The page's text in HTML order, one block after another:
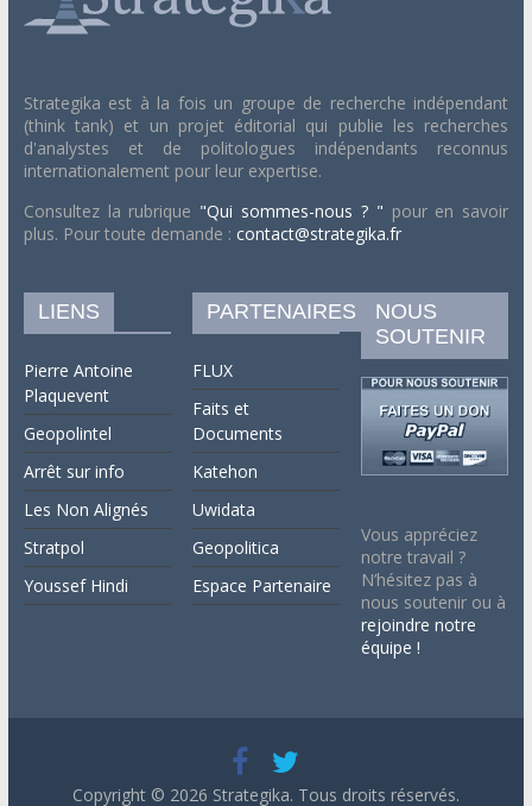
Strategika est à la fois un groupe de recherche indépendant
(think tank) et un projet éditorial qui publie les recherches
d'analystes et de politologues indépendants reconnus
internationalement pour leur expertise.
Consultez la rubrique "Qui sommes-nous ? " pour en savoir
plus. Pour toute demande : contact@strategika.fr
LIENS
Pierre Antoine
Plaquevent
Geopolintel
Arrêt sur info
Les Non Alignés
Stratpol
Youssef Hindi
PARTENAIRES
FLUX
Faits et
Documents
Katehon
Uwidata
Geopolitica
Espace Partenaire
NOUS
SOUTENIR
Vous appréciez
notre travail ?
N’hésitez pas à
nous soutenir ou à
rejoindre notre
équipe !
Copyright © 2026 Strategika. Tous droits réservés.